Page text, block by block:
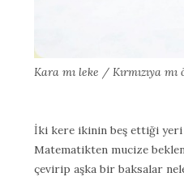
Kara mı leke / Kırmızıya
İki kere ikinin beş ettiği yeri
Matematikten mucize
çevirip aşka bir baksalar